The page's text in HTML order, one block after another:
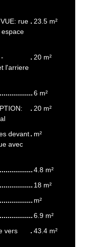
rue
23.5 m²
l'arriere
20 m²
6 m²
20 m²
devant
avec
m²
4.8 m²
18 m²
m²
6.9 m²
vers
43.4 m²